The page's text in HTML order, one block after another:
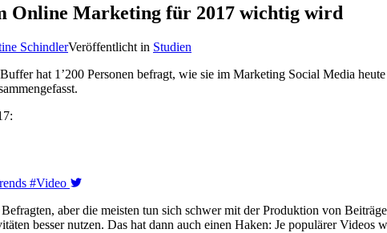
Online Marketing für 2017 wichtig wird
SchindlerVeröffentlicht in Studien
hat 1’200 Personen befragt, wie sie im Marketing Social Media
#Video
aber die meisten tun sich schwer mit der Produktion von
besser nutzen. Das hat dann auch einen Haken: Je populärer Videos